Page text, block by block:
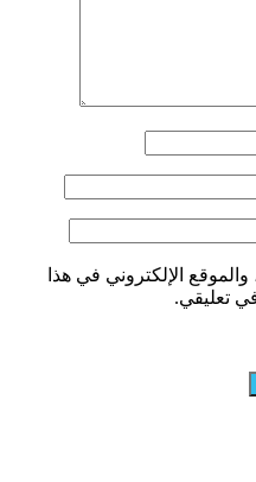
الإلكتروني في هذا
تعليقي.